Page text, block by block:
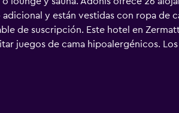
y están vestidas con ropa de
de suscripción. Este hotel en
juegos de cama hipoalergénicos.
las actividades de ocio y
un recargo).